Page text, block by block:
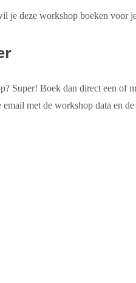
je deze workshop boeken voor
Super! Boek dan direct een of
met de workshop data en